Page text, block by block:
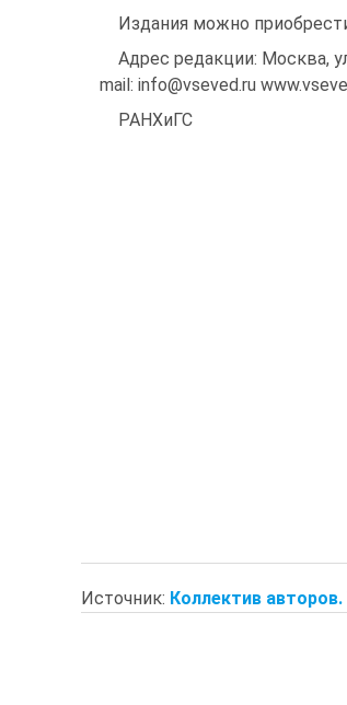
Издания можно
Адрес редакции: Москва,
mail: info@vseved.ru
РАНХиГС
Источник: Коллектив